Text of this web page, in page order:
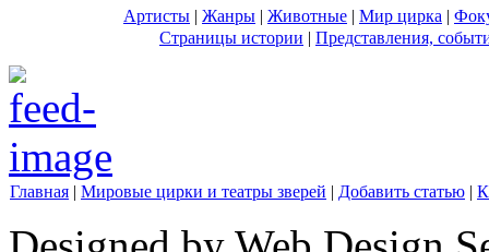
Артисты | Жанры | Животные | Мир цирка |
Страницы истории | Представления,
Главная | Мировые цирки и театры зверей | Добавить статью |